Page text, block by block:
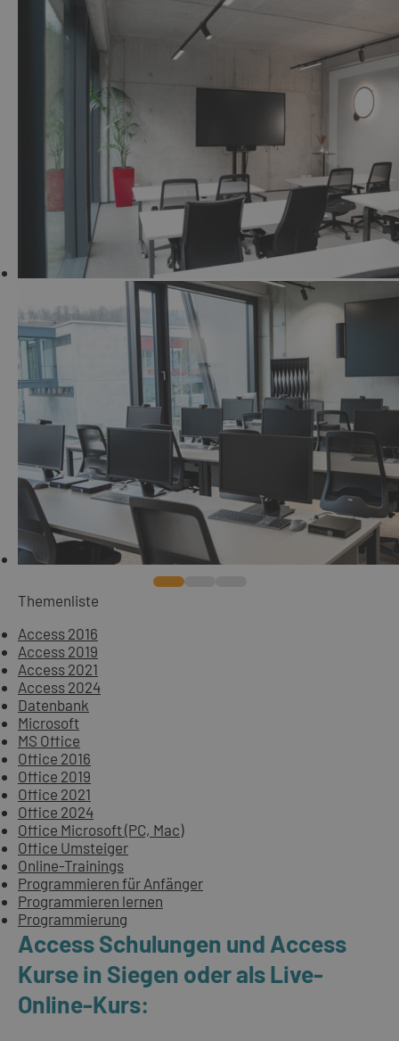
Themenliste
Access 2016
Access 2019
Access 2021
Access 2024
Datenbank
Microsoft
MS Office
Office 2016
Office 2019
Office 2021
Office 2024
Office Microsoft (PC, Mac)
Office Umsteiger
Online-Trainings
Programmieren für Anfänger
Programmieren lernen
Programmierung
Access Schulungen und Access
Kurse in Siegen oder als Live-
Online-Kurs: